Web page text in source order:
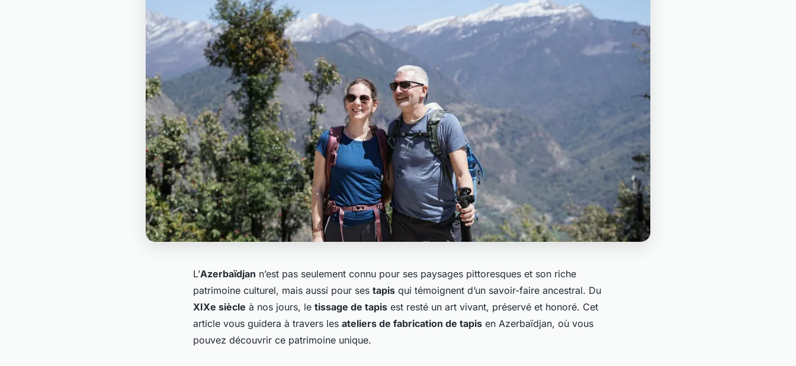
L’Azerbaïdjan n’est pas seulement connu pour ses paysages pittoresques et son riche
patrimoine culturel, mais aussi pour ses tapis qui témoignent d’un savoir-faire ancestral. Du
XIXe siècle à nos jours, le tissage de tapis est resté un art vivant, préservé et honoré. Cet
article vous guidera à travers les ateliers de fabrication de tapis en Azerbaïdjan, où vous
pouvez découvrir ce patrimoine unique.